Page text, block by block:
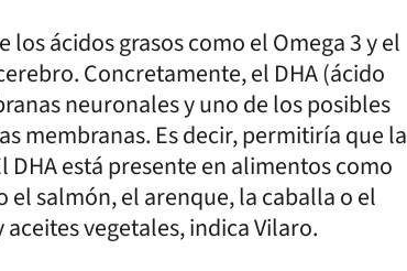
ácidos grasos como el Omega 3 y el
Concretamente, el DHA (ácido
neuronales y uno de los posibles
membranas. Es decir, permitiría que la
está presente en alimentos como
el salmón, el arenque, la caballa o el
vegetales, indica Vilaro.